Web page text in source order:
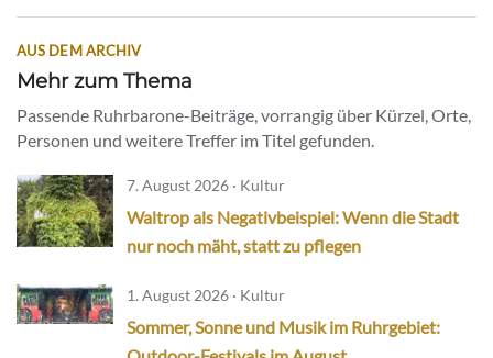
AUS DEM ARCHIV
Mehr zum Thema
Passende Ruhrbarone-Beiträge, vorrangig über Kürzel, Orte,
Personen und weitere Treffer im Titel gefunden.
7. August 2026 · Kultur
Waltrop als Negativbeispiel: Wenn die Stadt
nur noch mäht, statt zu pflegen
1. August 2026 · Kultur
Sommer, Sonne und Musik im Ruhrgebiet: